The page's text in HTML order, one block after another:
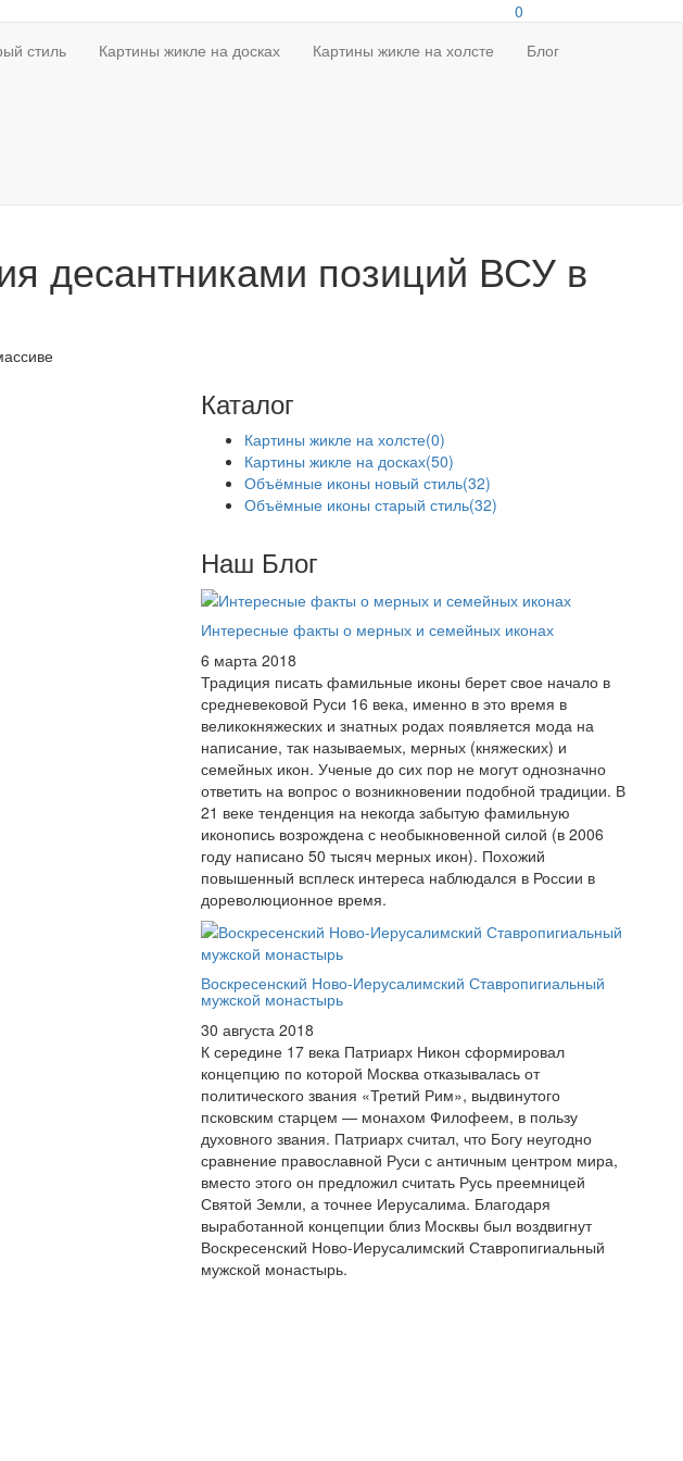
0
стиль Картины жикле на досках Картины жикле на холсте Блог
десантниками позиций ВСУ в
Каталог
Картины жикле на холсте(0)
Картины жикле на досках(50)
Объёмные иконы новый стиль(32)
Объёмные иконы старый стиль(32)
Наш Блог
Интересные факты о мерных и семейных иконах
6 марта 2018
Традиция писать фамильные иконы берет свое начало в
средневековой Руси 16 века, именно в это время в
великокняжеских и знатных родах появляется мода на
написание, так называемых, мерных (княжеских) и
семейных икон. Ученые до сих пор не могут однозначно
ответить на вопрос о возникновении подобной традиции. В
21 веке тенденция на некогда забытую фамильную
иконопись возрождена с необыкновенной силой (в 2006
году написано 50 тысяч мерных икон). Похожий
повышенный всплеск интереса наблюдался в России в
дореволюционное время.
Воскресенский Ново-Иерусалимский Ставропигиальный
мужской монастырь
30 августа 2018
К середине 17 века Патриарх Никон сформировал
концепцию по которой Москва отказывалась от
политического звания «Третий Рим», выдвинутого
псковским старцем — монахом Филофеем, в пользу
духовного звания. Патриарх считал, что Богу неугодно
сравнение православной Руси с античным центром мира,
вместо этого он предложил считать Русь преемницей
Святой Земли, а точнее Иерусалима. Благодаря
выработанной концепции близ Москвы был воздвигнут
Воскресенский Ново-Иерусалимский Ставропигиальный
мужской монастырь.